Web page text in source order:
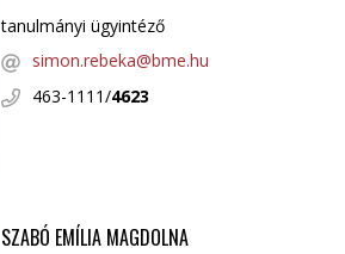
tanulmányi ügyintéző
simon.rebeka@bme.hu
463-1111/4623
SZABÓ EMÍLIA MAGDOLNA